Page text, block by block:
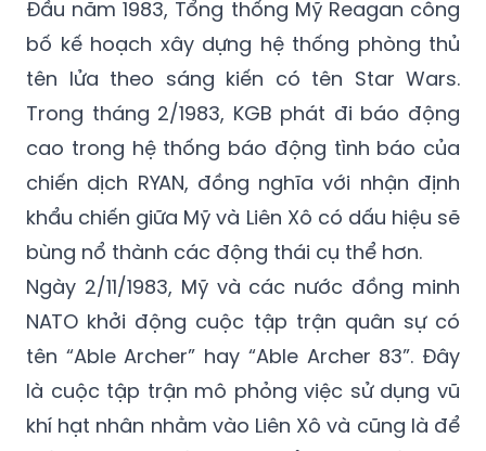
với KGB.
Bên bờ vực chiến tranh
Đầu năm 1983, Tổng thống Mỹ Reagan công
bố kế hoạch xây dựng hệ thống phòng thủ
tên lửa theo sáng kiến có tên Star Wars.
Trong tháng 2/1983, KGB phát đi báo động
cao trong hệ thống báo động tình báo của
chiến dịch RYAN, đồng nghĩa với nhận định
khẩu chiến giữa Mỹ và Liên Xô có dấu hiệu sẽ
bùng nổ thành các động thái cụ thể hơn.
Ngày 2/11/1983, Mỹ và các nước đồng minh
NATO khởi động cuộc tập trận quân sự có
tên “Able Archer” hay “Able Archer 83”. Đây